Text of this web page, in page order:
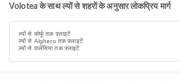
Volotea के साथ ल्यों से शहरों के अनुसार लोकप्रिय मार्ग
ल्यों से कोर्फू तक फ़्लाइटें
ल्यों से Alghero तक फ़्लाइटें
ल्यों से वालेंसिया तक फ़्लाइटें